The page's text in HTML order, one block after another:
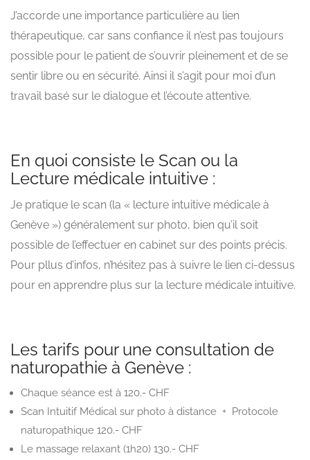
J’accorde une importance particulière au lien
thérapeutique, car sans confiance il n’est pas toujours
possible pour le patient de s’ouvrir pleinement et de se
sentir libre ou en sécurité. Ainsi il s’agit pour moi d’un
travail basé sur le dialogue et l’écoute attentive.
En quoi consiste le Scan ou la
Lecture médicale intuitive :
Je pratique le scan (la « lecture intuitive médicale à
Genève ») généralement sur photo, bien qu’il soit
possible de l’effectuer en cabinet sur des points précis.
Pour pllus d’infos, n’hésitez pas à suivre le lien ci-dessus
pour en apprendre plus sur la lecture médicale intuitive.
Les tarifs pour une consultation de
naturopathie à Genève :
Chaque séance est à 120.- CHF
Scan Intuitif Médical sur photo à distance + Protocole
naturopathique 120.- CHF
Le massage relaxant (1h20) 130.- CHF